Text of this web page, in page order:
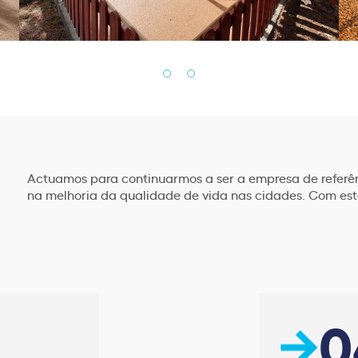
Actuamos para continuarmos a ser a empresa de
na melhoria da qualidade de vida nas cidades. Com